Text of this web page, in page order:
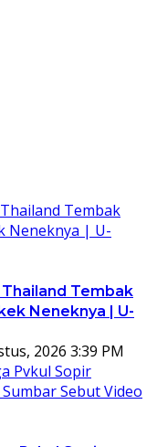
Tembak
Neneknya | U-
2026 3:39 PM